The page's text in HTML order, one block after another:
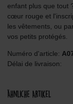
enfant plus que tout
cœur rouge et
les vêtements, ou
vos petits protégés.
Numéro d'article:
Délai de livraison:
Ähnliche Artikel